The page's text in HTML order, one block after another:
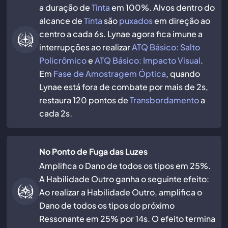
a duração deTintaem 100%. Alvos dentro do
alcance deTinta sãopuxadosem direção ao
centro a cada 6s. Lynae agora fica imune a
interrupções ao realizarATQ Básico: Salto
PolicrômicoeATQ Básico: Impacto Visual.
Em Fase de Amostragem Óptica, quando
Lynae está fora de combate por mais de 2s,
restaura 120 pontos deTransbordamentoa
cada 2s.
No Ponto de Fuga das Luzes
Amplifica o Dano de todos os tipos em 25%.
A Habilidade Outro ganha o seguinte efeito:
Ao realizar a Habilidade Outro, amplifica o
Dano de todos os tipos do próximo
Ressonante em 25% por 14s. O efeito termina